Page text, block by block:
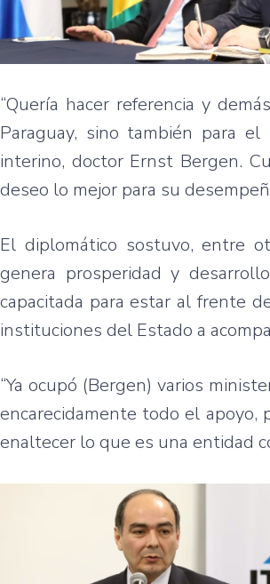
“Quería hacer referencia y
Paraguay, sino también para
interino, doctor Ernst Bergen.
deseo lo mejor para su
El diplomático sostuvo, entre
genera prosperidad y
capacitada para estar al frente
instituciones del Estado a
“Ya ocupó (Bergen) varios
encarecidamente todo el
enaltecer lo que es una entidad